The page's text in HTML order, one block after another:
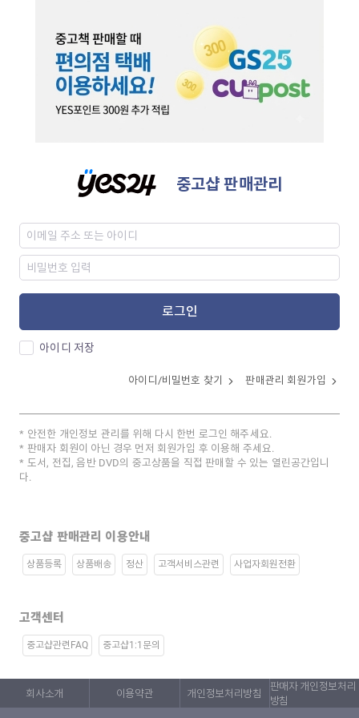
중고샵 판매관리
로그인
아이디 저장
아이디/비밀번호 찾기 판매관리 회원가입
안전한 개인정보 관리를 위해 다시 한번 로그인 해주세요.
판매자 회원이 아닌 경우 먼저 회원가입 후 이용해 주세요.
도서, 전집, 음반 DVD의 중고상품을 직접 판매할 수 있는 열린공간입니
다.
중고샵 판매관리 이용안내
상품등록 상품배송 정산 고객서비스관련 사업자회원전환
고객센터
중고샵관련FAQ 중고샵1:1문의
회사소개 이용약관 개인정보처리방침
판매자 개인정보처리
방침